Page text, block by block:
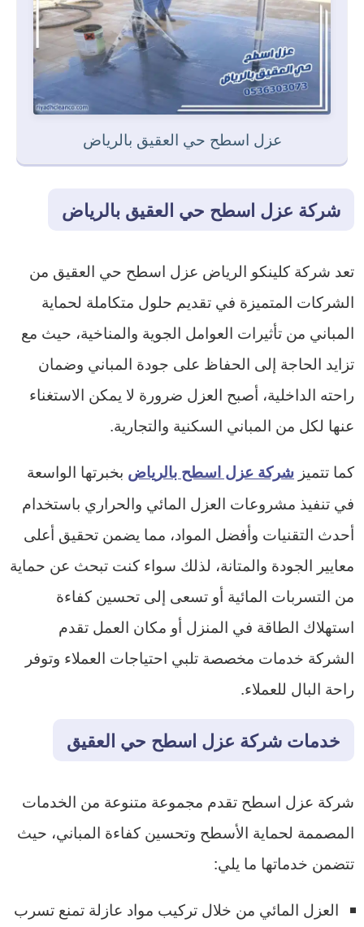
عزل اسطح حي العقيق بالرياض
شركة عزل اسطح حي العقيق بالرياض
تعد شركة كلينكو الرياض عزل اسطح حي العقيق من
الشركات المتميزة في تقديم حلول متكاملة لحماية
المباني من تأثيرات العوامل الجوية والمناخية، حيث مع
تزايد الحاجة إلى الحفاظ على جودة المباني وضمان
راحته الداخلية، أصبح العزل ضرورة لا يمكن الاستغناء
عنها لكل من المباني السكنية والتجارية.
كما تتميز شركة عزل اسطح بالرياض بخبرتها الواسعة
في تنفيذ مشروعات العزل المائي والحراري باستخدام
أحدث التقنيات وأفضل المواد، مما يضمن تحقيق أعلى
معايير الجودة والمتانة، لذلك سواء كنت تبحث عن حماية
من التسربات المائية أو تسعى إلى تحسين كفاءة
استهلاك الطاقة في المنزل أو مكان العمل تقدم
الشركة خدمات مخصصة تلبي احتياجات العملاء وتوفر
راحة البال للعملاء.
خدمات شركة عزل اسطح حي العقيق
شركة عزل اسطح تقدم مجموعة متنوعة من الخدمات
المصممة لحماية الأسطح وتحسين كفاءة المباني، حيث
تتضمن خدماتها ما يلي:
العزل المائي من خلال تركيب مواد عازلة تمنع تسرب